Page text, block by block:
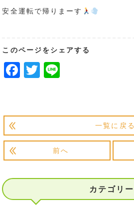
安全運転で帰りまーす
このページをシェアする
Facebook
Twitter
一覧に戻る
前へ
カテゴリー